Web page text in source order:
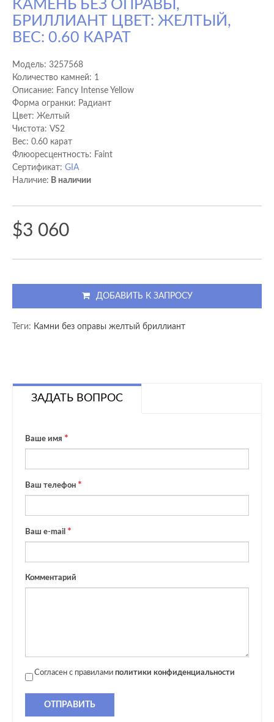
КАМЕНЬ БЕЗ ОПРАВЫ,
БРИЛЛИАНТ ЦВЕТ: ЖЕЛТЫЙ,
ВЕС: 0.60 КАРАТ
Модель: 3257568
Количество камней: 1
Описание: Fancy Intense Yellow
Форма огранки: Радиант
Цвет: Желтый
Чистота: VS2
Вес: 0.60 карат
Флюоресцентность: Faint
Сертификат: GIA
Наличие: В наличии
$3 060
ДОБАВИТЬ К ЗАПРОСУ
Теги: Камни без оправы желтый бриллиант
ЗАДАТЬ ВОПРОС
Ваше имя
Ваш телефон
Ваш e-mail
Комментарий
Согласен с правилами политики конфиденциальности
ОТПРАВИТЬ